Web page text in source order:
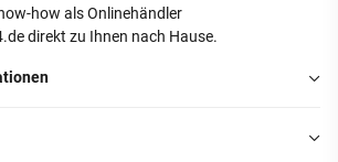
how als Onlinehändler
direkt zu Ihnen nach Hause.